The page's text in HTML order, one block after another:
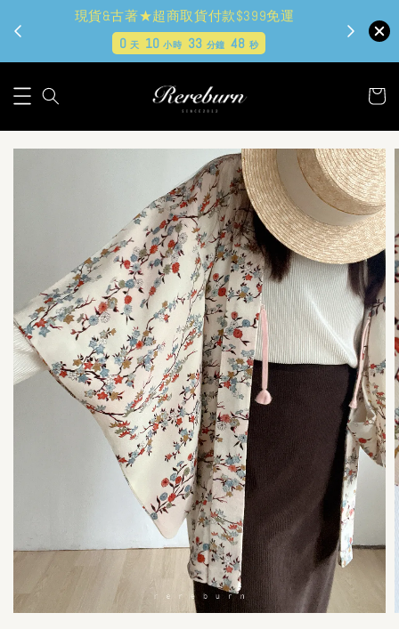
現貨&古著★超商取貨付款$399免運
0天 10小時 33 分鐘 46 秒